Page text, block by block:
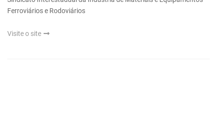
Ferroviários e Rodoviários
Visite o site